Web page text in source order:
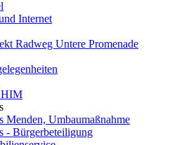
Internet
Radweg Untere Promenade
Menden, Umbaumaßnahme
- Bürgerbeteiligung